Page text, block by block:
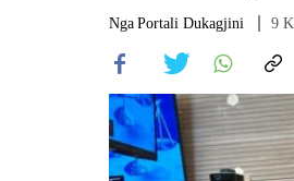
Nga Portali Dukagjini 9